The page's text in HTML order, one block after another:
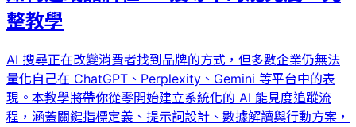
整教學
AI 搜尋正在改變消費者找到品牌的方式，但多數企業仍無法
量化自己在 ChatGPT、Perplexity、Gemini 等平台中的表
現。本教學將帶你從零開始建立系統化的 AI 能見度追蹤流
程，涵蓋關鍵指標定義、提示詞設計、數據解讀與行動方案，